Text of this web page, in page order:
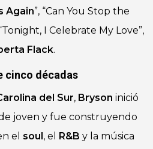
Again”, “Can You Stop the
I Celebrate My Love”,
Flack.
cinco décadas
del Sur, Bryson inició
joven y fue construyendo
el soul, el R&B y la música